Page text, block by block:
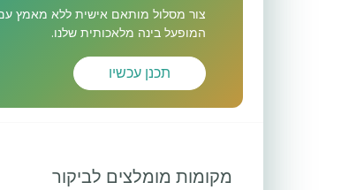
צור מסלול מותאם אישית ללא מאמץ
המופעל בינה מלאכותית שלנו.
תכנן עכשיו
מקומות מומלצים לביקור